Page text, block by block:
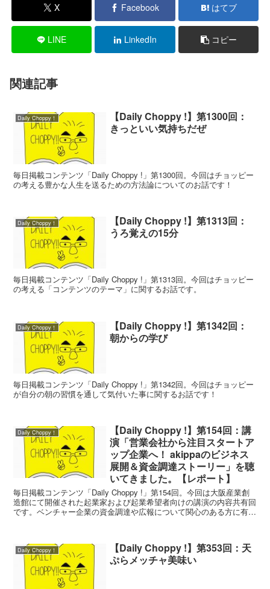
X Facebook はてブ
LINE LinkedIn コピー
関連記事
Daily Choppy！
【Daily Choppy !】第1300回：
きっといい気持ちだぜ
毎日掲載コンテンツ「Daily Choppy !」第1300回。今回はチョッピー
の考える豊かな人生を送るための方法論についてのお話です！
Daily Choppy！
【Daily Choppy !】第1313回：
うろ覚えの15分
毎日掲載コンテンツ「Daily Choppy !」第1313回。今回はチョッピー
の考える「コンテンツのテーマ」に関するお話です。
Daily Choppy！
【Daily Choppy !】第1342回：
朝からの学び
毎日掲載コンテンツ「Daily Choppy !」第1342回。今回はチョッピー
が自分の朝の習慣を通して気付いた事に関するお話です！
Daily Choppy！
【Daily Choppy !】第154回：講
演「営業会社から注目スタートア
ップ企業へ！ akippaのビジネス
展開＆資金調達ストーリー」を聴
いてきました。【レポート】
毎日掲載コンテンツ「Daily Choppy !」第154回。今回は大阪産業創
造館にて開催された起業家および起業希望者向けの講演の内容共有回
です。ベンチャー企業の資金調達や広報について関心のある方に有益
Daily Choppy！
【Daily Choppy !】第353回：天
ぷらメッチャ美味い